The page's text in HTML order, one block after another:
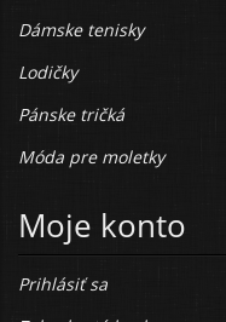
Dámske tenisky
Lodičky
Pánske tričká
Móda pre moletky
Moje konto
Prihlásiť sa